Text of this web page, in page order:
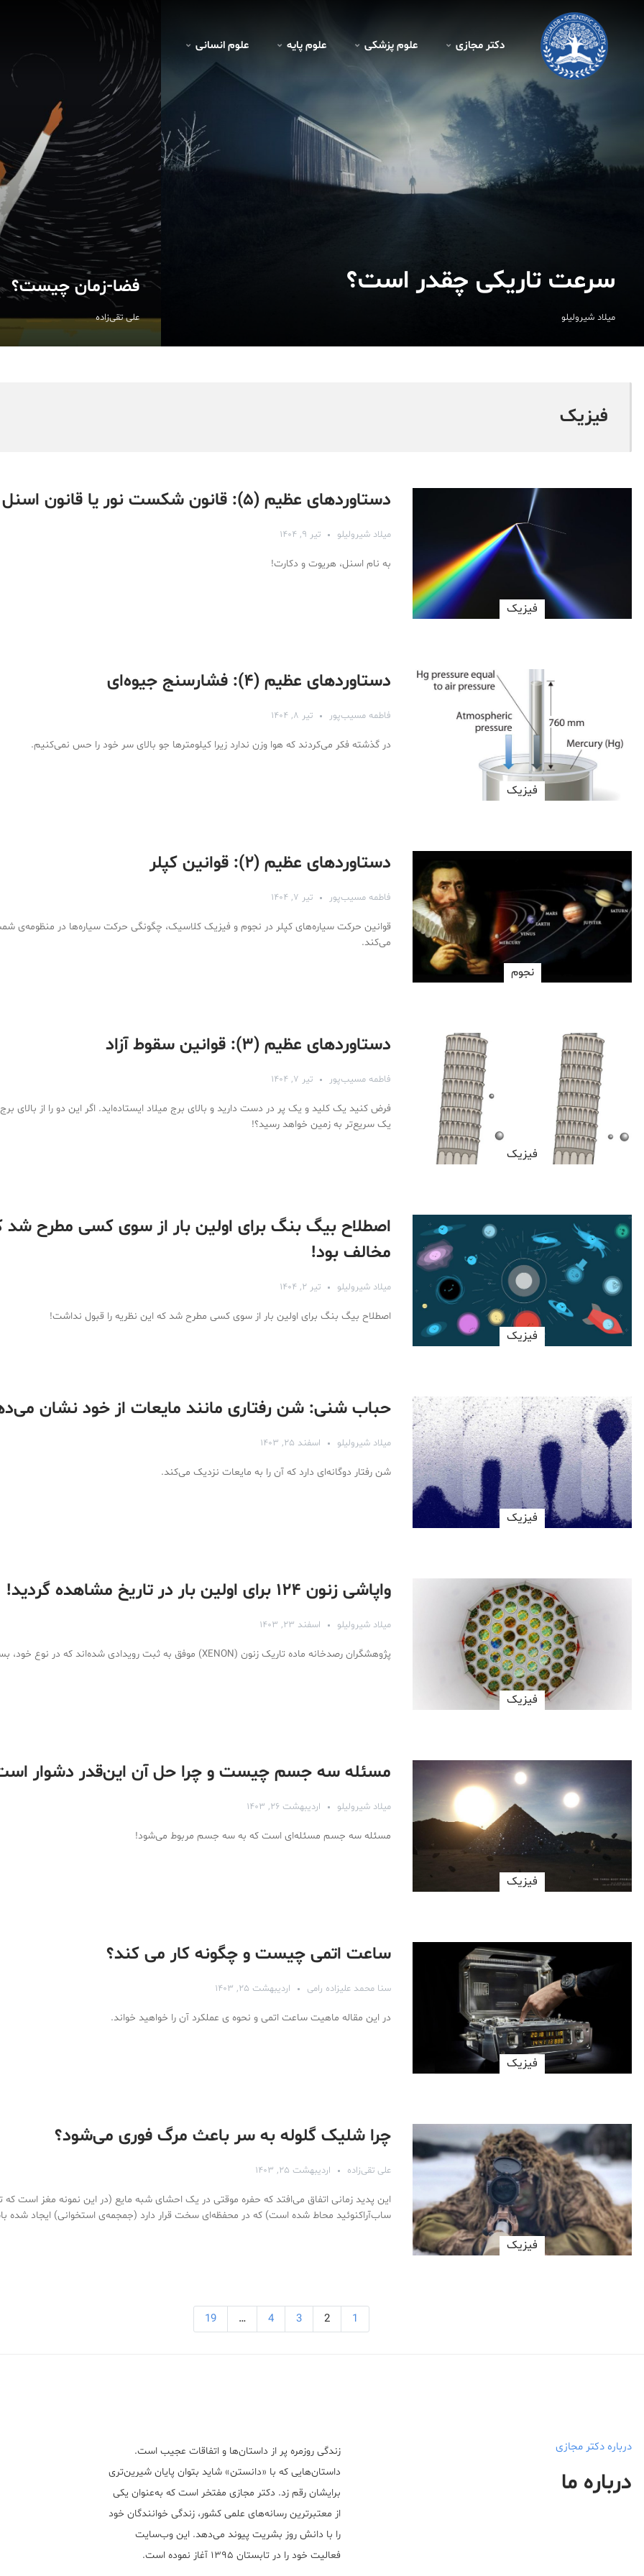
دکتر مجازی - فیزیک
دکتر مجازی علوم پزشکی علوم پايه علوم انسانی
میلاد شیرولیلو
سرعت تاریکی چقدر است؟
علی تقی‌زاده
فضا-زمان چیست؟
فیزیک
فیزیک
دستاوردهای عظیم (۵): قانون شکست نور یا قانون اسنل
میلاد شیرولیلو تیر ۹, ۱۴۰۴
به نام اسنل، هریوت و دکارت!
فیزیک
دستاوردهای عظیم (۴): فشارسنج جیوه‌ای
فاطمه مسیب‌پور تیر ۸, ۱۴۰۴
در گذشته فکر می‌کردند که هوا وزن ندارد زیرا کیلومترها جو بالای سر خود را حس نمی‌کنیم.
نجوم
دستاوردهای عظیم (۲): قوانین کپلر
فاطمه مسیب‌پور تیر ۷, ۱۴۰۴
قوانین حرکت سیاره‌های کپلر در نجوم و فیزیک کلاسیک، چگونگی حرکت سیاره‌ها در منظومه‌ی
می‌کند.
فیزیک
دستاوردهای عظیم (۳): قوانین سقوط آزاد
فاطمه مسیب‌پور تیر ۷, ۱۴۰۴
فرض کنید یک کلید و یک پر در دست دارید و بالای برج میلاد ایستاده‌اید. اگر این دو را از بالای
یک سریع‌تر به زمین خواهد رسید؟!
فیزیک
اصطلاح بیگ بنگ برای اولین بار از سوی کسی مطرح شد
مخالف بود!
میلاد شیرولیلو تیر ۲, ۱۴۰۴
اصطلاح بیگ بنگ برای اولین بار از سوی کسی مطرح شد که این نظریه را قبول نداشت!
فیزیک
حباب شنی: شن رفتاری مانند مایعات از خود نشان
میلاد شیرولیلو اسفند ۲۵, ۱۴۰۳
شن رفتار دوگانه‌ای دارد که آن را به مایعات نزدیک می‌کند.
فیزیک
واپاشی زنون ۱۲۴ برای اولین بار در تاریخ مشاهده گردید!
میلاد شیرولیلو اسفند ۲۳, ۱۴۰۳
پژوهشگران رصدخانه ماده تاریک زنون (XENON) موفق به ثبت رویدادی شده‌اند که در نوع خود، بسیار نادر است.
فیزیک
مسئله سه جسم چیست و چرا حل آن این‌قدر دشوار
میلاد شیرولیلو اردیبهشت ۲۶, ۱۴۰۳
مسئله سه جسم مسئله‌ای است که به سه جسم مربوط می‌شود!
فیزیک
ساعت اتمی چیست و چگونه کار می کند؟
سنا محمد علیزاده رامی اردیبهشت ۲۵, ۱۴۰۳
در این مقاله ماهیت ساعت اتمی و نحوه ی عملکرد آن را خواهید خواند.
فیزیک
چرا شلیک گلوله به سر باعث مرگ فوری می‌شود؟
علی تقی‌زاده اردیبهشت ۲۵, ۱۴۰۳
این پدید زمانی اتفاق می‌افتد که حفره موقتی در یک احشای شبه مایع (در این نمونه مغز است
ساب‌آراکنوئید محاط شده است) که در محفظه‌ای سخت قرار دارد (جمجمه‌ی استخوانی) ایجاد شده
1
2
3
4
…
19
درباره دکتر مجازی
درباره ما
زندگی روزمره پر از داستان‌ها و اتفاقات عجیب است.
داستان‌هایی که با «دانستن» شاید بتوان پایان شیرین‌تری
برایشان رقم زد. دکتر مجازی مفتخر است که به‌عنوان یکی
از معتبر‌ترین رسانه‌های علمی کشور، زندگی خوانندگان خود
را با دانش روز بشریت پیوند می‌دهد. این وب‌سایت
فعالیت خود را در تابستان ۱۳۹۵ آغاز نموده است.